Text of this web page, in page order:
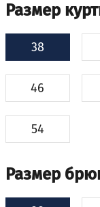
Размер
38
46
54
Размер